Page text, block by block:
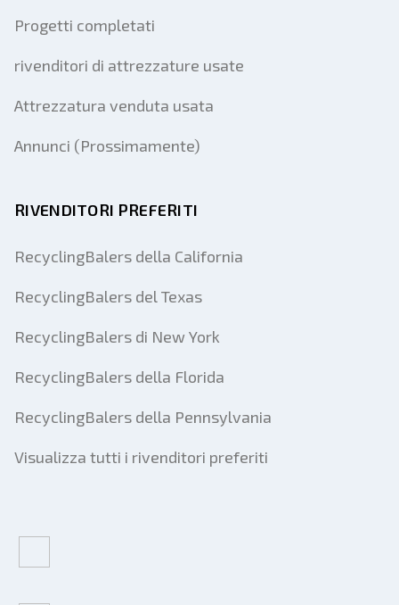
Progetti completati
rivenditori di attrezzature usate
Attrezzatura venduta usata
Annunci (Prossimamente)
RIVENDITORI PREFERITI
RecyclingBalers della California
RecyclingBalers del Texas
RecyclingBalers di New York
RecyclingBalers della Florida
RecyclingBalers della Pennsylvania
Visualizza tutti i rivenditori preferiti